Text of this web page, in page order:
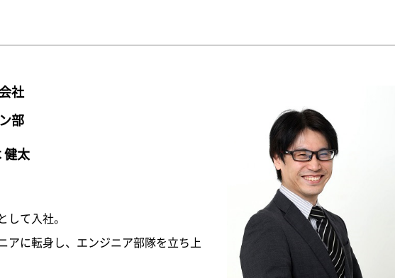
社
部
健太
て入社。
アに転身し、エンジニア部隊を立ち上